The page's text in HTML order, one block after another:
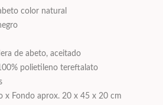
color natural
de abeto, aceitado
polietileno tereftalato
x Fondo aprox. 20 x 45 x 20 cm